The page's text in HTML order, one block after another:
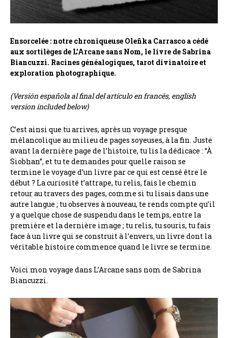
Ensorcelée : notre chroniqueuse Oleñka Carrasco a cédé
aux sortilèges de L’Arcane sans Nom, le livre de Sabrina
Biancuzzi. Racines généalogiques, tarot divinatoire et
exploration photographique.
(Versión española al final del artículo en francés, english
version included below)
C’est ainsi que tu arrives, après un voyage presque
mélancolique au milieu de pages soyeuses, à la fin. Juste
avant la dernière page de l’histoire, tu lis la dédicace : “À
Siobhan”, et tu te demandes pour quelle raison se
termine le voyage d’un livre par ce qui est censé être le
début ? La curiosité t’attrape, tu relis, fais le chemin
retour au travers des pages, comme si tu lisais dans une
autre langue ; tu observes à nouveau, te rends compte qu’il
y a quelque chose de suspendu dans le temps, entre la
première et la dernière image ; tu relis, tu souris, tu fais
face à un livre qui se construit à l’envers, un livre dont la
véritable histoire commence quand le livre se termine.
Voici mon voyage dans L’Arcane sans nom de Sabrina
Biancuzzi.